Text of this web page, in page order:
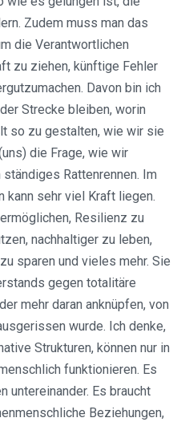
Zudem muss man das
die Verantwortlichen
zu ziehen, künftige Fehler
Davon bin ich
Strecke bleiben, worin
so zu gestalten, wie wir sie
die Frage, wie wir
Rattenrennen. Im
kann sehr viel Kraft liegen.
Resilienz zu
nachhaltiger zu leben,
sparen und vieles mehr. Sie
gegen totalitäre
mehr daran anknüpfen, von
wurde. Ich denke,
Strukturen, können nur in
funktionieren. Es
untereinander. Es braucht
Beziehungen,